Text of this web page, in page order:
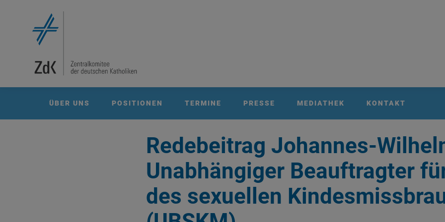
ÜBER UNS POSITIONEN TERMINE PRESSE MEDIATHEK KONTAKT
Redebeitrag Johannes-
Unabhängiger Beauftragter
des sexuellen